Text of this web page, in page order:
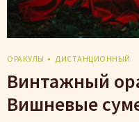
ОРАКУЛЫ ДИСТАНЦИОННЫЙ
Винтажный
Вишневые